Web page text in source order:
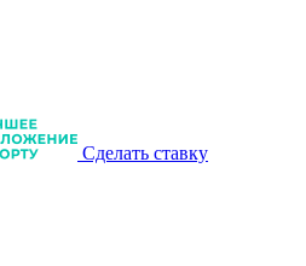
Сделать ставку